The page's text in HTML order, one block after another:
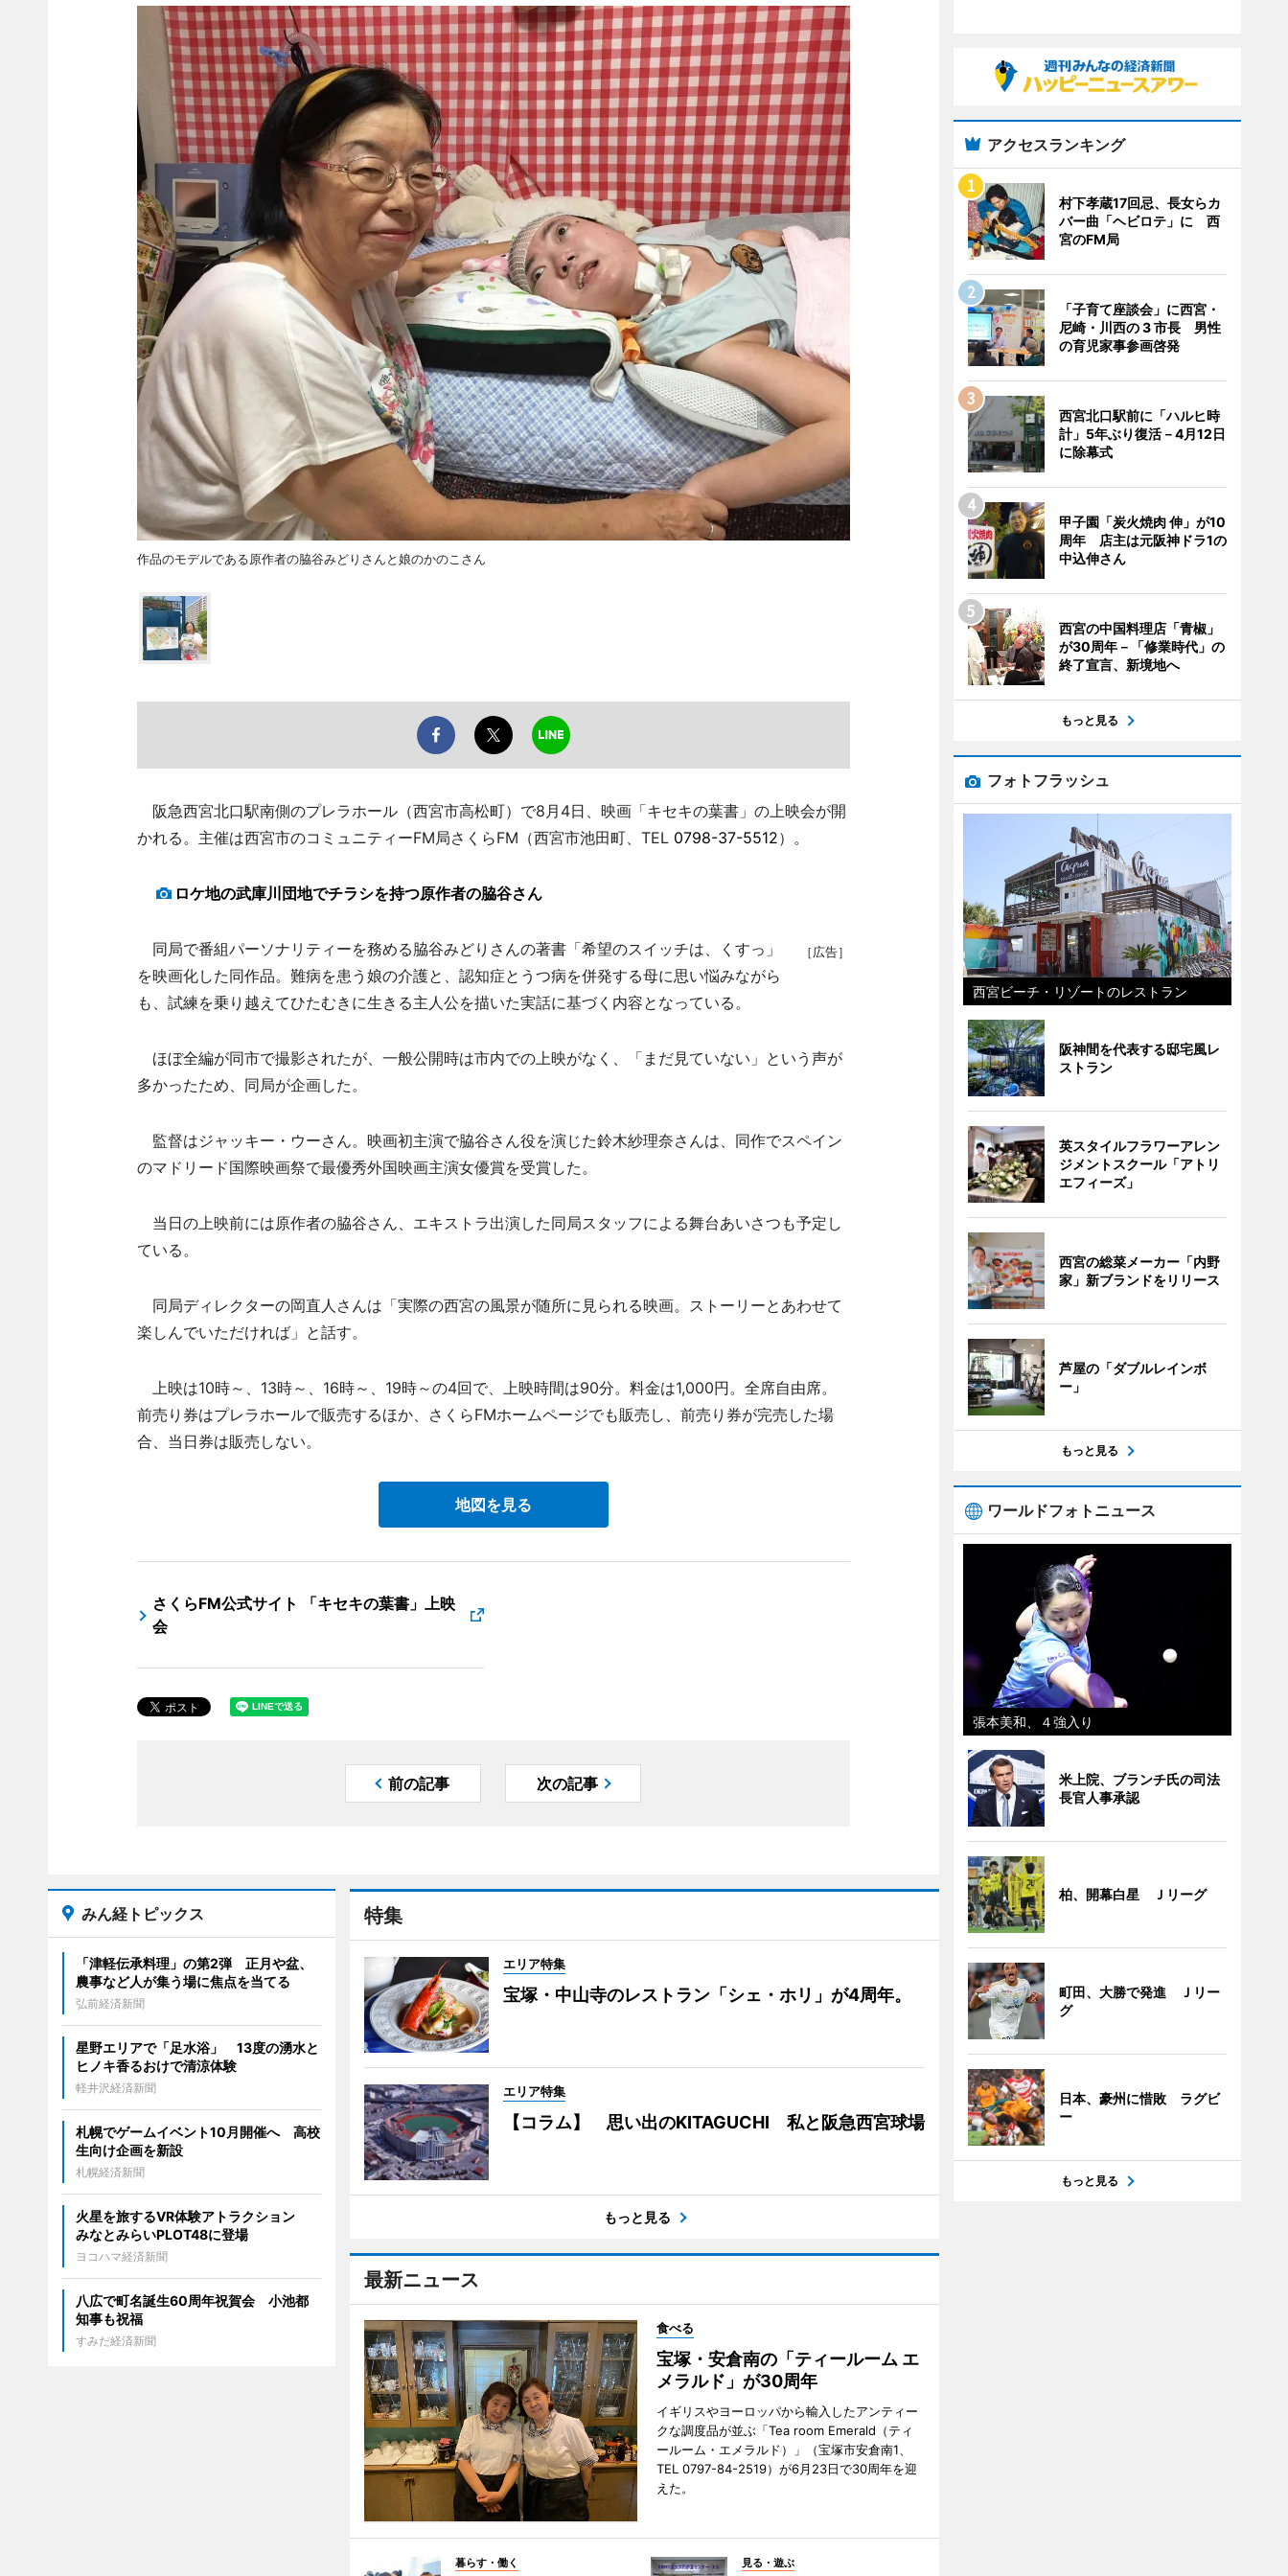
作品のモデルである原作者の脇谷みどりさんと娘のかのこさん
阪急西宮北口駅南側のプレラホール（西宮市高松町）で8月4日、映画「キセキの葉書」の上映会が開
かれる。主催は西宮市のコミュニティーFM局さくらFM（西宮市池田町、TEL 0798-37-5512）。
ロケ地の武庫川団地でチラシを持つ原作者の脇谷さん
［広告］
同局で番組パーソナリティーを務める脇谷みどりさんの著書「希望のスイッチは、くすっ」
を映画化した同作品。難病を患う娘の介護と、認知症とうつ病を併発する母に思い悩みながら
も、試練を乗り越えてひたむきに生きる主人公を描いた実話に基づく内容となっている。
ほぼ全編が同市で撮影されたが、一般公開時は市内での上映がなく、「まだ見ていない」という声が
多かったため、同局が企画した。
監督はジャッキー・ウーさん。映画初主演で脇谷さん役を演じた鈴木紗理奈さんは、同作でスペイン
のマドリード国際映画祭で最優秀外国映画主演女優賞を受賞した。
当日の上映前には原作者の脇谷さん、エキストラ出演した同局スタッフによる舞台あいさつも予定し
ている。
同局ディレクターの岡直人さんは「実際の西宮の風景が随所に見られる映画。ストーリーとあわせて
楽しんでいただければ」と話す。
上映は10時～、13時～、16時～、19時～の4回で、上映時間は90分。料金は1,000円。全席自由席。
前売り券はプレラホールで販売するほか、さくらFMホームページでも販売し、前売り券が完売した場
合、当日券は販売しない。
地図を見る
さくらFM公式サイト 「キセキの葉書」上映
会
前の記事 次の記事
特集
エリア特集
宝塚・中山寺のレストラン「シェ・ホリ」が4周年。
エリア特集
【コラム】 思い出のKITAGUCHI 私と阪急西宮球場
もっと見る
最新ニュース
食べる
宝塚・安倉南の「ティールーム エ
メラルド」が30周年
イギリスやヨーロッパから輸入したアンティー
クな調度品が並ぶ「Tea room Emerald（ティ
ールーム・エメラルド）」（宝塚市安倉南1、
TEL 0797-84-2519）が6月23日で30周年を迎
えた。
暮らす・働く 見る・遊ぶ
みん経トピックス
「津軽伝承料理」の第2弾 正月や盆、
農事など人が集う場に焦点を当てる
弘前経済新聞
星野エリアで「足水浴」 13度の湧水と
ヒノキ香るおけで清涼体験
軽井沢経済新聞
札幌でゲームイベント10月開催へ 高校
生向け企画を新設
札幌経済新聞
火星を旅するVR体験アトラクション
みなとみらいPLOT48に登場
ヨコハマ経済新聞
八広で町名誕生60周年祝賀会 小池都
知事も祝福
すみだ経済新聞
アクセスランキング
村下孝蔵17回忌、長女らカ
バー曲「ヘビロテ」に 西
宮のFM局
「子育て座談会」に西宮・
尼崎・川西の 3 市長 男性
の育児家事参画啓発
西宮北口駅前に「ハルヒ時
計」5年ぶり復活－4月12日
に除幕式
甲子園「炭火焼肉 伸」が10
周年 店主は元阪神ドラ1の
中込伸さん
西宮の中国料理店「青椒」
が30周年－「修業時代」の
終了宣言、新境地へ
もっと見る
フォトフラッシュ
西宮ビーチ・リゾートのレストラン
阪神間を代表する邸宅風レ
ストラン
英スタイルフラワーアレン
ジメントスクール「アトリ
エフィーズ」
西宮の総菜メーカー「内野
家」新ブランドをリリース
芦屋の「ダブルレインボ
ー」
もっと見る
ワールドフォトニュース
張本美和、４強入り
米上院、ブランチ氏の司法
長官人事承認
柏、開幕白星 Ｊリーグ
町田、大勝で発進 Ｊリー
グ
日本、豪州に惜敗 ラグビ
ー
もっと見る